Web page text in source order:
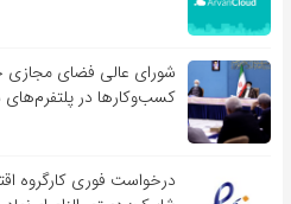
کسب‌و‌کارها در پلتفرم‌های
درخواست فوری کارگروه